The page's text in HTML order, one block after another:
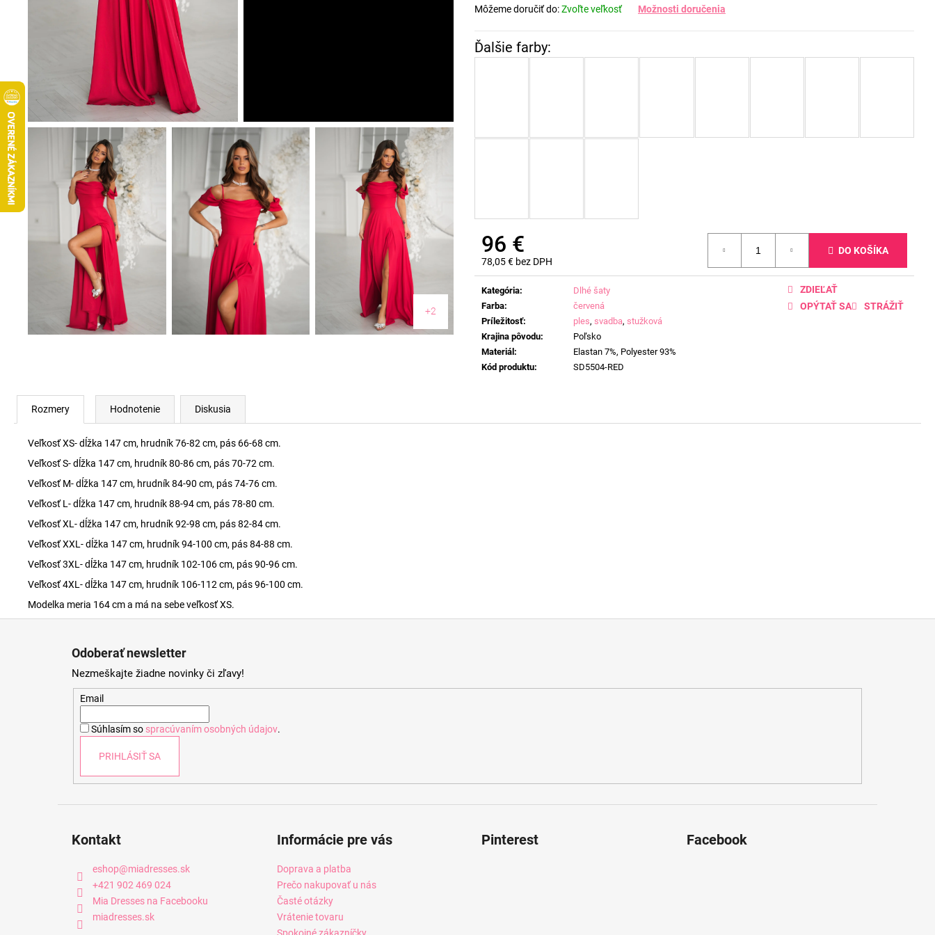
Môžeme doručiť do:Zvoľte veľkosť Možnosti doručenia
96 €
78,05 € bez DPH
Jednotková
cena:
DO KOŠÍKA
Kategória:
Dlhé šaty
Farba:
červená
Príležitosť: ples, svadba, stužková
Krajina pôvodu:
Poľsko
Materiál:
Elastan 7%, Polyester 93%
Kód produktu: SD5504-RED
OPÝTAŤ SA STRÁŽIŤ
ZDIEĽAŤ
+2
Rozmery Hodnotenie Diskusia
Veľkosť XS- dĺžka 147 cm, hrudník 76-82 cm, pás 66-68 cm.
Veľkosť S- dĺžka 147 cm, hrudník 80-86 cm, pás 70-72 cm.
Veľkosť M- dĺžka 147 cm, hrudník 84-90 cm, pás 74-76 cm.
Veľkosť L- dĺžka 147 cm, hrudník 88-94 cm, pás 78-80 cm.
Veľkosť XL- dĺžka 147 cm, hrudník 92-98 cm, pás 82-84 cm.
Veľkosť XXL- dĺžka 147 cm, hrudník 94-100 cm, pás 84-88 cm.
Veľkosť 3XL- dĺžka 147 cm, hrudník 102-106 cm, pás 90-96 cm.
Veľkosť 4XL- dĺžka 147 cm, hrudník 106-112 cm, pás 96-100 cm.
Modelka meria 164 cm a má na sebe veľkosť XS.
Odoberať newsletter
Nezmeškajte žiadne novinky či zľavy!
Email
Súhlasím so spracúvaním osobných údajov.
PRIHLÁSIŤ SA
Kontakt
eshop@miadresses.sk
+421 902 469 024
Mia Dresses na Facebooku
miadresses.sk
Informácie pre vás
Doprava a platba
Prečo nakupovať u nás
Časté otázky
Vrátenie tovaru
Pinterest Facebook